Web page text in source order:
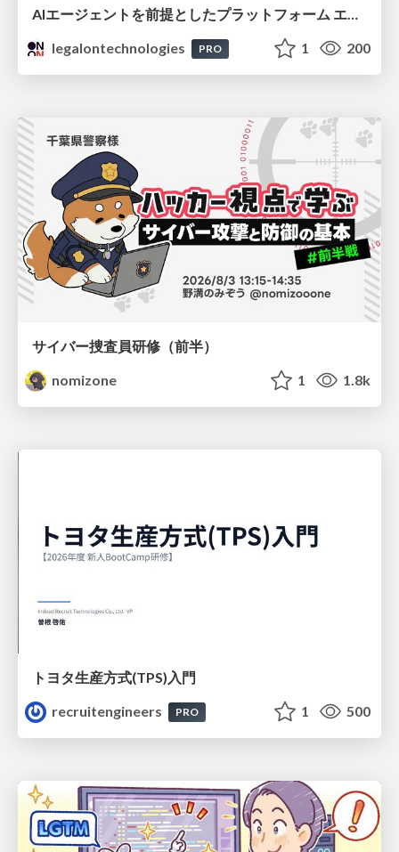
AIエージェントを前提としたプラットフォーム エンジニアリング：GKEで作るAgent-Ready Golden Path
legalontechnologies
PRO 1 200
サイバー捜査員研修（前半）
nomizone
1 1.8k
トヨタ⽣産⽅式(TPS)⼊⾨
recruitengineers
PRO 1 500